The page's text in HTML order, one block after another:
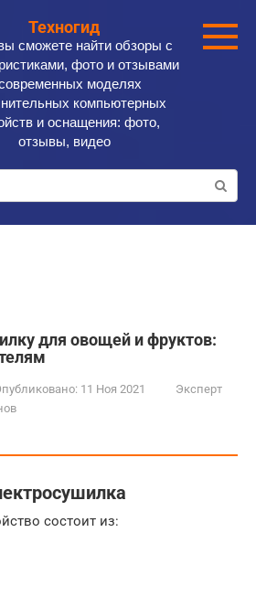
Техногид
сможете найти обзоры с
фото и отзывами
моделях
компьютерных
и оснащения: фото,
отзывы, видео
для овощей и фруктов:
11 Ноя 2021
Эксперт
состоит из: